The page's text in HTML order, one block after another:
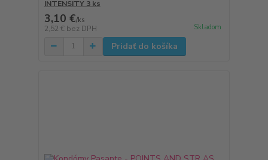
INTENSITY 3 ks
3,10 €/ks
2,52 € bez DPH Skladom
Pridať do košíka